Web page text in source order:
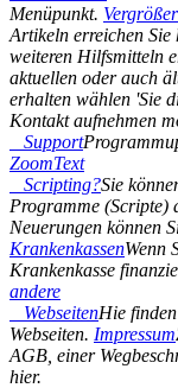
Menüpunkt.
Artikeln erreichen Sie
weiteren Hilfsmitteln
aktuellen oder auch
erhalten wählen 'Sie
Kontakt aufnehmen
Support
ZoomText
Scripting?Sie
Programme (Scripte)
Neuerungen können
KrankenkassenWenn
Krankenkasse
andere
WebseitenHie
Webseiten. Impressum
AGB, einer
hier.